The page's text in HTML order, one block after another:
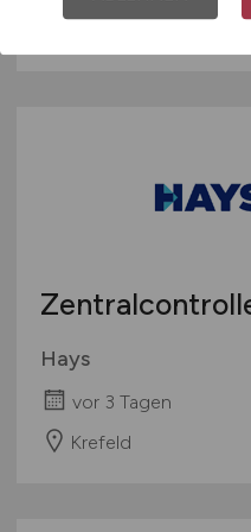
Hays
vor 3 Tagen
Krefeld